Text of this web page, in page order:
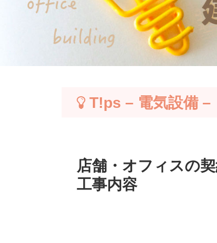
T!ps – 電気設備 –
店舗・オフィスの
工事内容